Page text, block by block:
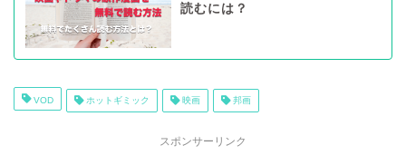
読むには？
VOD ホットギミック 映画 邦画
スポンサーリンク